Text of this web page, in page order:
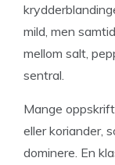
mild, men
mellom salt,
sentral.
Mange
eller koriander,
dominere. En